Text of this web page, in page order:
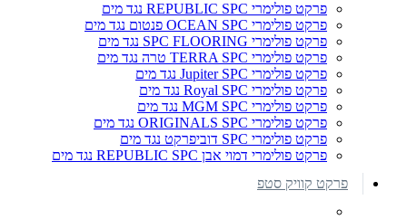
פרקט פולימרי REPUBLIC SPC נגד מים
פרקט פולימרי OCEAN SPC פנטום נגד מים
פרקט פולימרי SPC FLOORING נגד מים
פרקט פולימרי TERRA SPC טרה נגד מים
פרקט פולימרי Jupiter SPC נגד מים
פרקט פולימרי Royal SPC נגד מים
פרקט פולימרי MGM SPC נגד מים
פרקט פולימרי ORIGINALS SPC נגד מים
פרקט פולימרי SPC דוביפרקט נגד מים
פרקט פולימרי דמוי אבן REPUBLIC SPC נגד מים
פרקט קוויק סטפ